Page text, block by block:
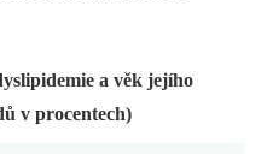
a věk jejího
v procentech)